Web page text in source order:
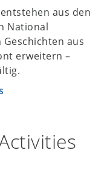
entstehen aus den
National
aus
erweitern –